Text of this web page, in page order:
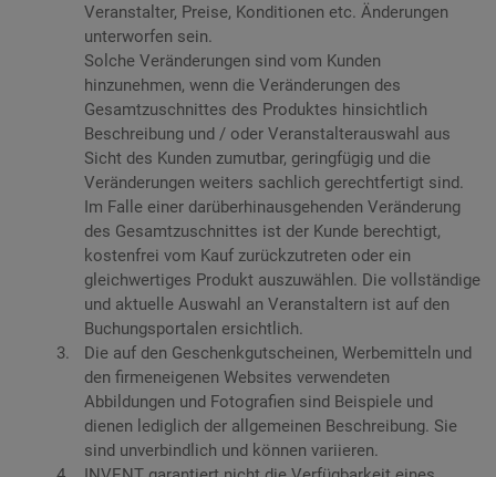
Veranstalter, Preise, Konditionen etc. Änderungen
unterworfen sein.
Solche Veränderungen sind vom Kunden
hinzunehmen, wenn die Veränderungen des
Gesamtzuschnittes des Produktes hinsichtlich
Beschreibung und / oder Veranstalterauswahl aus
Sicht des Kunden zumutbar, geringfügig und die
Veränderungen weiters sachlich gerechtfertigt sind.
Im Falle einer darüberhinausgehenden Veränderung
des Gesamtzuschnittes ist der Kunde berechtigt,
kostenfrei vom Kauf zurückzutreten oder ein
gleichwertiges Produkt auszuwählen. Die vollständige
und aktuelle Auswahl an Veranstaltern ist auf den
Buchungsportalen ersichtlich.
Die auf den Geschenkgutscheinen, Werbemitteln und
den firmeneigenen Websites verwendeten
Abbildungen und Fotografien sind Beispiele und
dienen lediglich der allgemeinen Beschreibung. Sie
sind unverbindlich und können variieren.